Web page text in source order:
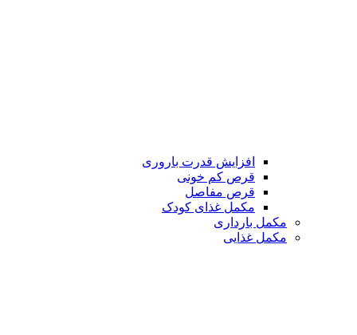
افزایش قدرت باروری
قرص کم خونی
قرص مفاصل
مکمل غذای کودک
مکمل بارداری
مکمل غذایی